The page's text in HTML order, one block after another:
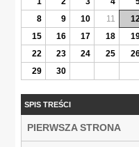
8
9 10 11 12
15
16 17 18
22
23 24 25
29
30
SPIS TREŚCI
PIERWSZA STRONA